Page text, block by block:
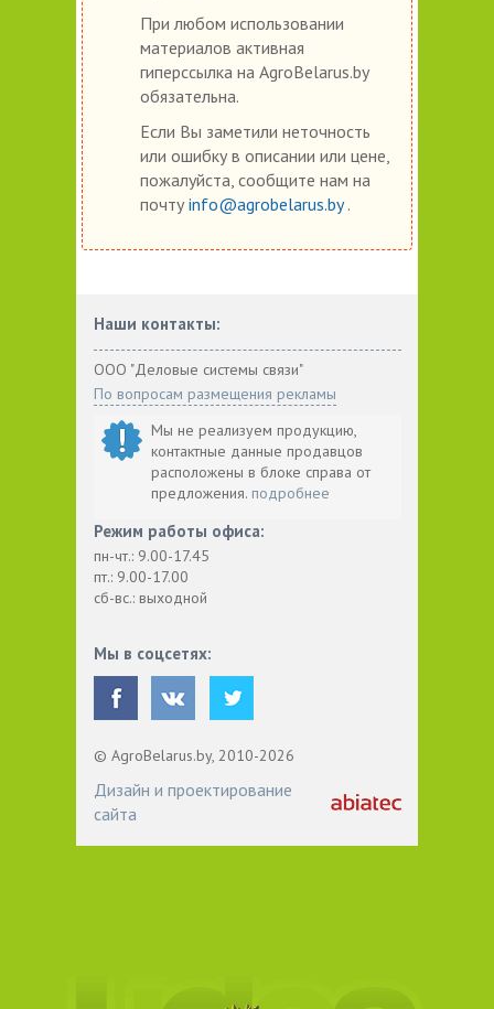
При любом использовании
материалов активная
гиперссылка на AgroBelarus.by
обязательна.
Если Вы заметили неточность
или ошибку в описании или цене,
пожалуйста, сообщите нам на
почту info@agrobelarus.by.
Наши контакты:
ООО "Деловые системы связи"
По вопросам размещения рекламы
Мы не реализуем продукцию,
контактные данные продавцов
расположены в блоке справа от
предложения. подробнее
Режим работы офиса:
пн-чт.: 9.00-17.45
пт.: 9.00-17.00
сб-вс.: выходной
Мы в соцсетях:
© AgroBelarus.by, 2010-2026
Дизайн и проектирование
сайта